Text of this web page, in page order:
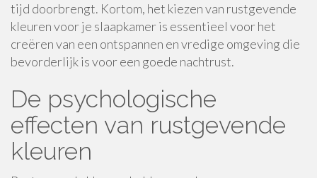
tijd doorbrengt. Kortom, het kiezen van rustgevende
kleuren voor je slaapkamer is essentieel voor het
creëren van een ontspannen en vredige omgeving die
bevorderlijk is voor een goede nachtrust.
De psychologische
effecten van rustgevende
kleuren